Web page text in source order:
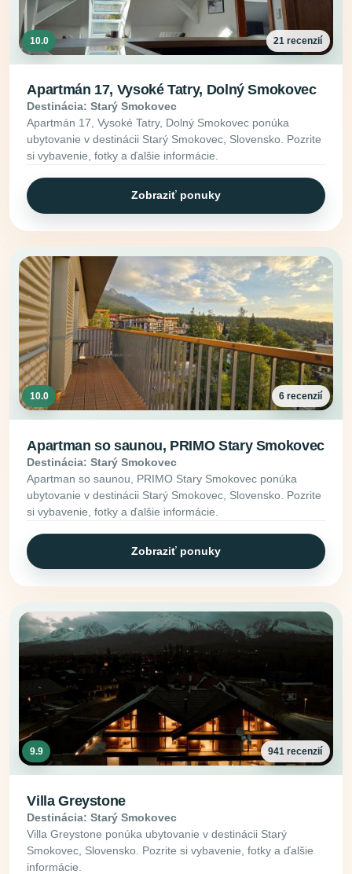
10.0 21 recenzií
Apartmán 17, Vysoké Tatry, Dolný Smokovec
Destinácia: Starý Smokovec
Apartmán 17, Vysoké Tatry, Dolný Smokovec ponúka
ubytovanie v destinácii Starý Smokovec, Slovensko. Pozrite
si vybavenie, fotky a ďalšie informácie.
Zobraziť ponuky
10.0 6 recenzií
Apartman so saunou, PRIMO Stary Smokovec
Destinácia: Starý Smokovec
Apartman so saunou, PRIMO Stary Smokovec ponúka
ubytovanie v destinácii Starý Smokovec, Slovensko. Pozrite
si vybavenie, fotky a ďalšie informácie.
Zobraziť ponuky
9.9 941 recenzií
Villa Greystone
Destinácia: Starý Smokovec
Villa Greystone ponúka ubytovanie v destinácii Starý
Smokovec, Slovensko. Pozrite si vybavenie, fotky a ďalšie
informácie.